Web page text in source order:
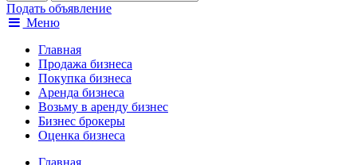
Подать объявление
Меню
Главная
Продажа бизнеса
Покупка бизнеса
Аренда бизнеса
Возьму в аренду бизнес
Бизнес брокеры
Оценка бизнеса
Главная